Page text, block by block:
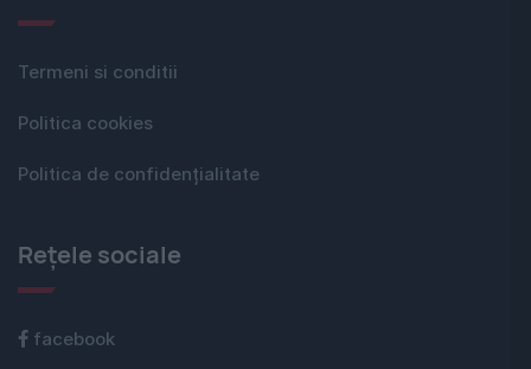
Termeni si conditii
Politica cookies
Politica de confidențialitate
Rețele sociale
facebook